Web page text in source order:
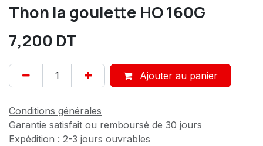
Thon la goulette HO 160G
7,200 DT
Ajouter au panier
Conditions générales
Garantie satisfait ou remboursé de 30 jours
Expédition : 2-3 jours ouvrables